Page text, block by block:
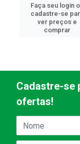
Faça seu login
cadastre-se
ver preços e
comprar
Cadastre-se
ofertas!